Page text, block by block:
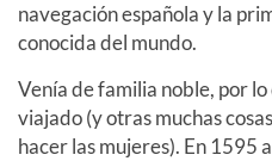
navegación española y la
conocida del mundo.
Venía de familia noble, por
viajado (y otras muchas
hacer las mujeres). En 1595